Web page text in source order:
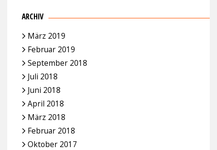
ARCHIV
März 2019
Februar 2019
September 2018
Juli 2018
Juni 2018
April 2018
März 2018
Februar 2018
Oktober 2017